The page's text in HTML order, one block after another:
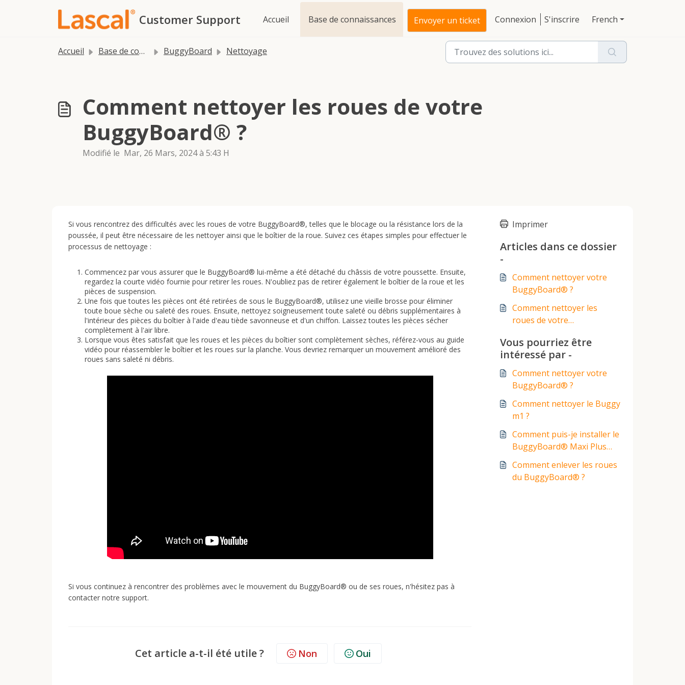
Customer Support Accueil Base de connaissances Envoyer un ticket Connexion S'inscrire French
Accueil Base de connaissances BuggyBoard Nettoyage
Comment nettoyer les roues de votre
BuggyBoard® ?
Modifié le Mar, 26 Mars, 2024 à 5:43 H
Si vous rencontrez des difficultés avec les roues de votre BuggyBoard®, telles que le blocage ou la résistance lors de la
poussée, il peut être nécessaire de les nettoyer ainsi que le boîtier de la roue. Suivez ces étapes simples pour effectuer le
processus de nettoyage :
Commencez par vous assurer que le BuggyBoard® lui-même a été détaché du châssis de votre poussette. Ensuite,
regardez la courte vidéo fournie pour retirer les roues. N'oubliez pas de retirer également le boîtier de la roue et les
pièces de suspension.
Une fois que toutes les pièces ont été retirées de sous le BuggyBoard®, utilisez une vieille brosse pour éliminer
toute boue sèche ou saleté des roues. Ensuite, nettoyez soigneusement toute saleté ou débris supplémentaires à
l'intérieur des pièces du boîtier à l'aide d'eau tiède savonneuse et d'un chiffon. Laissez toutes les pièces sécher
complètement à l'air libre.
Lorsque vous êtes satisfait que les roues et les pièces du boîtier sont complètement sèches, référez-vous au guide
vidéo pour réassembler le boîtier et les roues sur la planche. Vous devriez remarquer un mouvement amélioré des
roues sans saleté ni débris.
Si vous continuez à rencontrer des problèmes avec le mouvement du BuggyBoard® ou de ses roues, n'hésitez pas à
contacter notre support.
Cet article a-t-il été utile ? Non Oui
Imprimer
Articles dans ce dossier
-
Comment nettoyer votre
BuggyBoard® ?
Comment nettoyer les
roues de votre
Vous pourriez être
intéressé par -
Comment nettoyer votre
BuggyBoard® ?
Comment nettoyer le Buggy
m1 ?
Comment puis-je installer le
BuggyBoard® Maxi Plus
ou buggy ?
Comment enlever les roues
du BuggyBoard® ?